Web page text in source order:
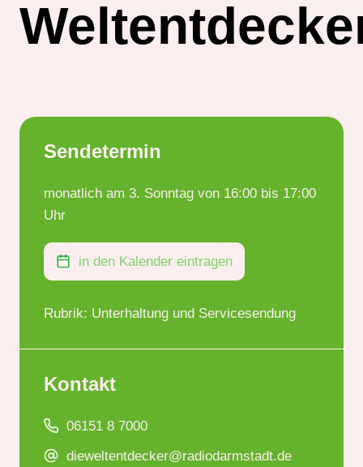
Sendetermin
monatlich am 3. Sonntag von 16:00 bis 17:00
Uhr
in den Kalender eintragen
Rubrik: Unterhaltung und Servicesendung
Kontakt
06151 8 7000
dieweltentdecker@radiodarmstadt.de